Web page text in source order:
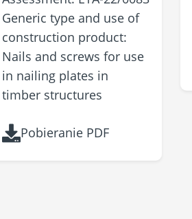
Generic type and use of
construction product: ​​​​​​​
Nails and screws for use
in nailing plates in
timber structures
Pobieranie PDF